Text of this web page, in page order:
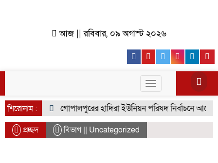
আজ || রবিবার, ০৯ অগাস্ট ২০২৬
Facebook
YoutubeTwitter
Toggle
navigation
শিরোনাম :
র‍্যালি গোপালপুরের হাদিরা ইউনিয়ন পরিষদ নির্বাচনে
প্রচ্ছদ বিভাগ || Uncategorized